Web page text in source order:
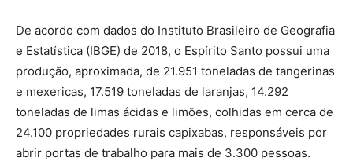
De acordo com dados do Instituto Brasileiro de Geografia
e Estatística (IBGE) de 2018, o Espírito Santo possui uma
produção, aproximada, de 21.951 toneladas de tangerinas
e mexericas, 17.519 toneladas de laranjas, 14.292
toneladas de limas ácidas e limões, colhidas em cerca de
24.100 propriedades rurais capixabas, responsáveis por
abrir portas de trabalho para mais de 3.300 pessoas.